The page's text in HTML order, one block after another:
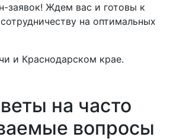
заявок! Ждем вас и готовы к
на оптимальных
и Краснодарском крае.
на часто
вопросы